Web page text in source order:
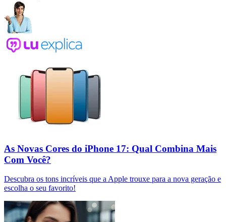
As Novas Cores do iPhone 17: Qual Combina Mais
Com Você?
Descubra os tons incríveis que a Apple trouxe para a nova geração e
escolha o seu favorito!